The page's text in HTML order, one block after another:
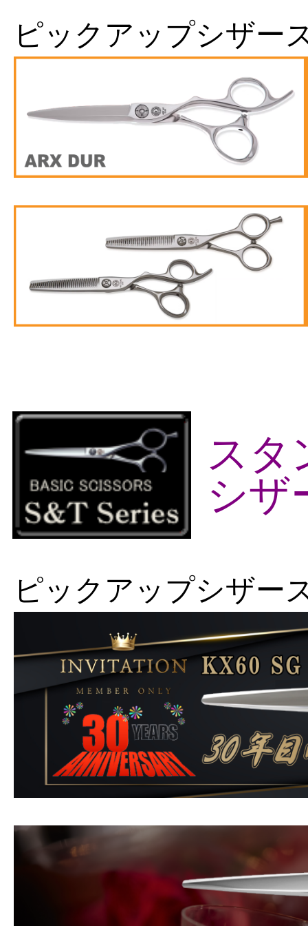
ピックアップシザー
スタ
シザ
ピックアップシザー